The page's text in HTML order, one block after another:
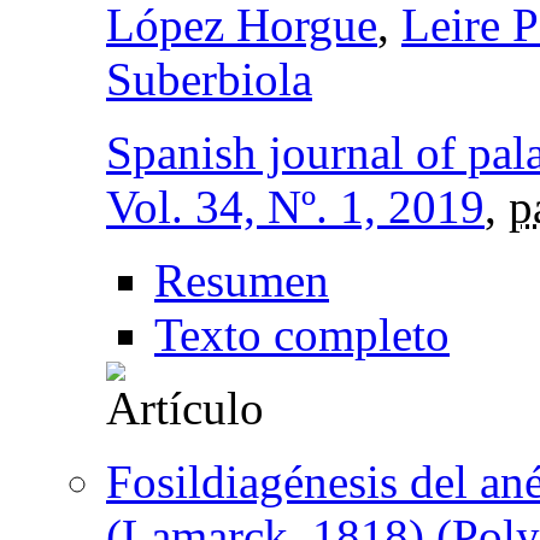
López Horgue, Leire
Suberbiola
Spanish journal of
Vol. 34, Nº. 1, 2019,
Resumen
Texto completo
Fosildiagénesis del